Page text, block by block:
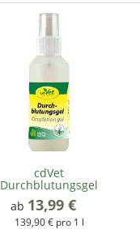
cdVet
Durchblutungsgel
ab 13,99 €
139,90 € pro 1 l